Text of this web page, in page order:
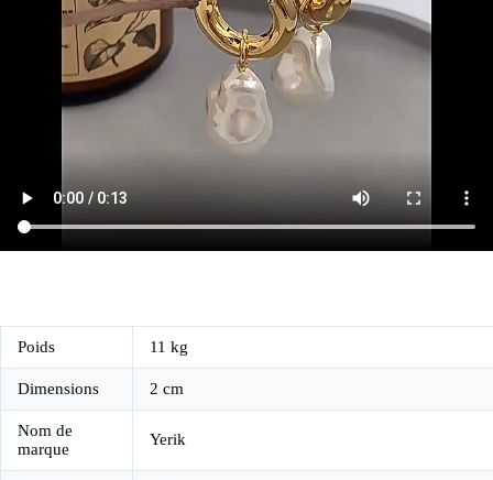
Poids 11 kg
Dimensions 2 cm
Nom de
marque
Yerik